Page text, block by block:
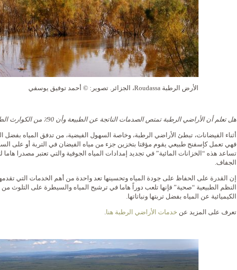
الأرض الرطبة Roudassa، الجزائر. تصوير: © أحمد توفيق يوسفي
هل تعلم أن الأراضي الرطبة تمتص الصدمات الناتجة عن الطبيعة وأن 90٪ من الكوارث الطبيعية مرتبطة بالمياه؟
أثناء الفيضانات، تبطئ الأراضي الرطبة، وخاصة السهول الفيضية، من تدفق المياه بفضل
فهي تعمل كإسفنج طبيعي يقوم مؤقتا بتخزين جزء من مياه الفيضان في التربة أو على
تساعد هذه “الخزانات المائية” في تجديد إمدادات المياه الجوفية والتي تعتبر مصدرا هاما
الجفاف.
إن القدرة على الحفاظ على جودة المياه وتحسينها تعد واحدة من أهم الخدمات التي
النظم الطبيعية “صحية” فإنها تلعب دوراً هاما في ترشيح المياه والسيطرة على التلوث
الكيميائية عن المياه بفضل تربتها ونباتاتها.
تعرف على المزيد عن خدمات الأراضي الرطبة هنا.